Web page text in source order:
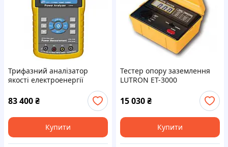
Трифазний аналізатор
якості електроенергії
83 400₴
Купити
Тестер опору заземлення
LUTRON ET-3000
15 030₴
Купити